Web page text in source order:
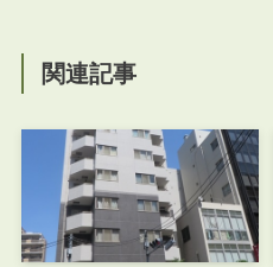
関連記事